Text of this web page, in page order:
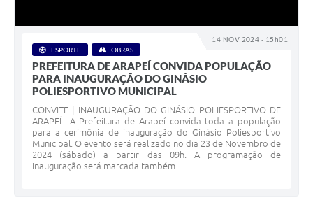
14 NOV 2024 - 15h01
ESPORTE OBRAS
PREFEITURA DE ARAPEÍ CONVIDA POPULAÇÃO
PARA INAUGURAÇÃO DO GINÁSIO
POLIESPORTIVO MUNICIPAL
CONVITE | INAUGURAÇÃO DO GINÁSIO POLIESPORTIVO DE
ARAPEÍ A Prefeitura de Arapeí convida toda a população
para a cerimônia de inauguração do Ginásio Poliesportivo
Municipal. O evento será realizado no dia 23 de Novembro de
2024 (sábado) a partir das 09h. A programação de
inauguração será marcada também...